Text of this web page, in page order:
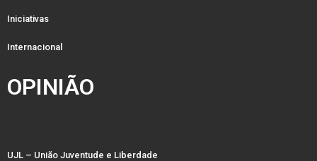
Iniciativas
Internacional
OPINIÃO
UJL – União Juventude e Liberdade